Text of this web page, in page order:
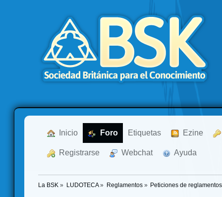
Inicio Foro Etiquetas Ezine
Registrarse Webchat Ayuda
La BSK » LUDOTECA» Reglamentos» Peticiones de reglamentos